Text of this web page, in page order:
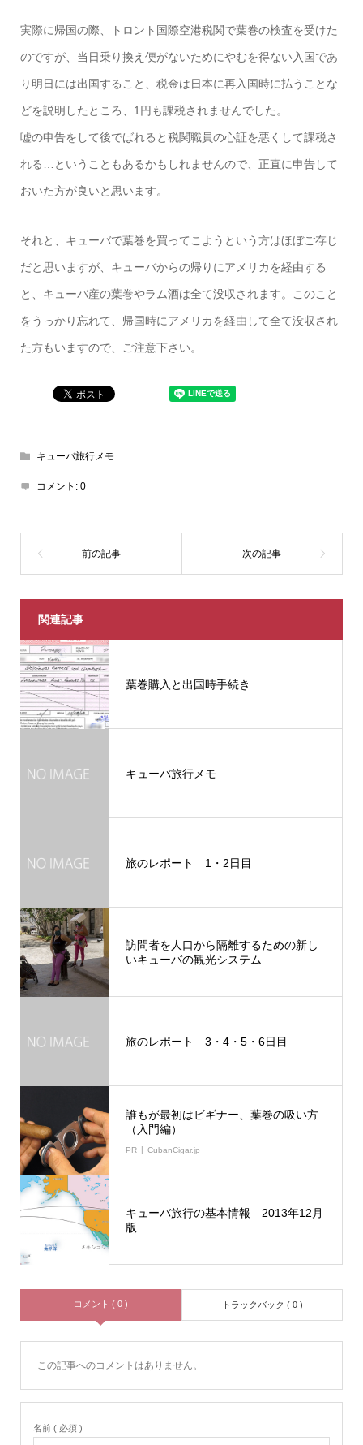
実際に帰国の際、トロント国際空港税関で葉巻の検査を受けた
のですが、当日乗り換え便がないためにやむを得ない入国であ
り明日には出国すること、税金は日本に再入国時に払うことな
どを説明したところ、1円も課税されませんでした。
嘘の申告をして後でばれると税関職員の心証を悪くして課税さ
れる…ということもあるかもしれませんので、正直に申告して
おいた方が良いと思います。
それと、キューバで葉巻を買ってこようという方はほぼご存じ
だと思いますが、キューバからの帰りにアメリカを経由する
と、キューバ産の葉巻やラム酒は全て没収されます。このこと
をうっかり忘れて、帰国時にアメリカを経由して全て没収され
た方もいますので、ご注意下さい。
キューバ旅行メモ
コメント: 0
関連記事
葉巻購入と出国時手続き
キューバ旅行メモ
旅のレポート 1・2日目
訪問者を人口から隔離するための新し
いキューバの観光システム
旅のレポート 3・4・5・6日目
誰もが最初はビギナー、葉巻の吸い方
（入門編）
PR CubanCigar.jp
キューバ旅行の基本情報 2013年12月
版
コメント ( 0 ) トラックバック ( 0 )
この記事へのコメントはありません。
名前 ( 必須 )